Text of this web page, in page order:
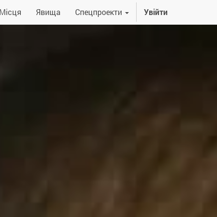
Явища Спецпроекти Увійти